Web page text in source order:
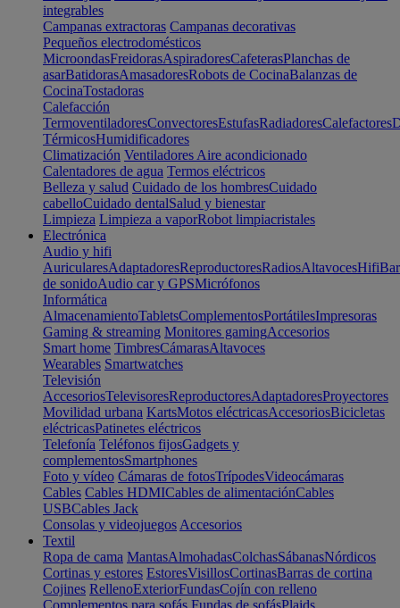
integrables
Campanas extractoras Campanas decorativas
Pequeños electrodomésticos
MicroondasFreidorasAspiradoresCafeterasPlanchas de
asarBatidorasAmasadoresRobots de CocinaBalanzas de
CocinaTostadoras
Calefacción
TermoventiladoresConvectoresEstufasRadiadoresCalefactores
TérmicosHumidificadores
Climatización Ventiladores Aire acondicionado
Calentadores de agua Termos eléctricos
Belleza y salud Cuidado de los hombresCuidado
cabelloCuidado dentalSalud y bienestar
Limpieza Limpieza a vaporRobot limpiacristales
Electrónica
Audio y hifi
AuricularesAdaptadoresReproductoresRadiosAltavocesHifi
de sonidoAudio car y GPSMicrófonos
Informática
AlmacenamientoTabletsComplementosPortátilesImpresoras
Gaming & streaming Monitores gamingAccesorios
Smart home TimbresCámarasAltavoces
Wearables Smartwatches
Televisión
AccesoriosTelevisoresReproductoresAdaptadoresProyectores
Movilidad urbana KartsMotos eléctricasAccesoriosBicicletas
eléctricasPatinetes eléctricos
Telefonía Teléfonos fijosGadgets y
complementosSmartphones
Foto y vídeo Cámaras de fotosTrípodesVideocámaras
Cables Cables HDMICables de alimentaciónCables
USBCables Jack
Consolas y videojuegos Accesorios
Textil
Ropa de cama MantasAlmohadasColchasSábanasNórdicos
Cortinas y estores EstoresVisillosCortinasBarras de cortina
Cojines RellenoExteriorFundasCojín con relleno
Complementos para sofás Fundas de sofásPlaids